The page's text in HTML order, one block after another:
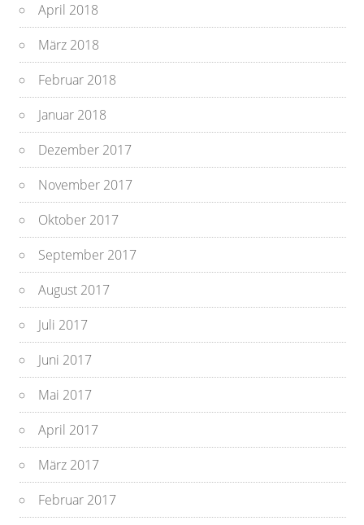
April 2018
März 2018
Februar 2018
Januar 2018
Dezember 2017
November 2017
Oktober 2017
September 2017
August 2017
Juli 2017
Juni 2017
Mai 2017
April 2017
März 2017
Februar 2017